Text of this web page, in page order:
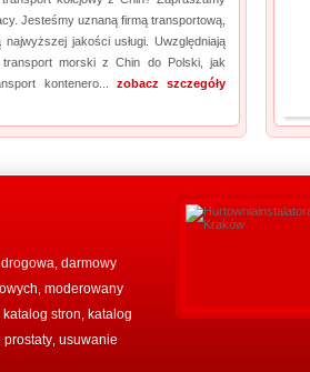
Jesteśmy uznaną firmą transportową,
najwyższej jakości usługi. Uwzględniają
morski z Chin do Polski, jak
kontenero... zobacz szczegóły
darmowy
moderowany
katalog stron katalog
prostaty usuwanie